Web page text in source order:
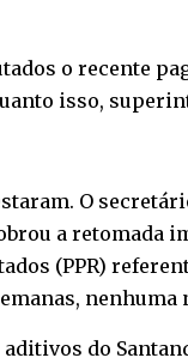
o recente
isso,
O
a retomada
(PPR)
nenhuma
do